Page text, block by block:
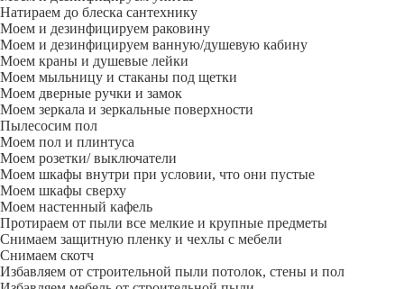
Натираем до блеска сантехнику
Моем и дезинфицируем раковину
Моем и дезинфицируем ванную/душевую кабину
Моем краны и душевые лейки
Моем мыльницу и стаканы под щетки
Моем дверные ручки и замок
Моем зеркала и зеркальные поверхности
Пылесосим пол
Моем пол и плинтуса
Моем розетки/ выключатели
Моем шкафы внутри при условии, что они пустые
Моем шкафы сверху
Моем настенный кафель
Протираем от пыли все мелкие и крупные предметы
Снимаем защитную пленку и чехлы с мебели
Снимаем скотч
Избавляем от строительной пыли потолок, стены и пол